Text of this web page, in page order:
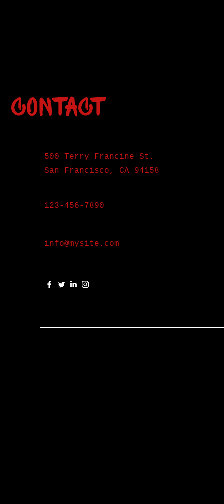
Contact
500 Terry Francine St.
San Francisco, CA 94158
123-456-7890
info@mysite.com